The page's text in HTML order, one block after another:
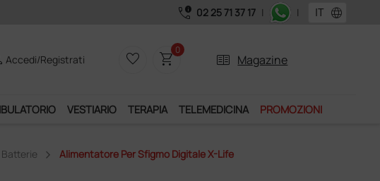
call_quality 02 25 71 37 17 | | language
Accedi/Registrati favorite_border shopping_cart0
two_pager Magazine
VESTIARIO TERAPIA TELEMEDICINA PROMOZIONI
Alimentatore Per Sfigmo Digitale X-Life